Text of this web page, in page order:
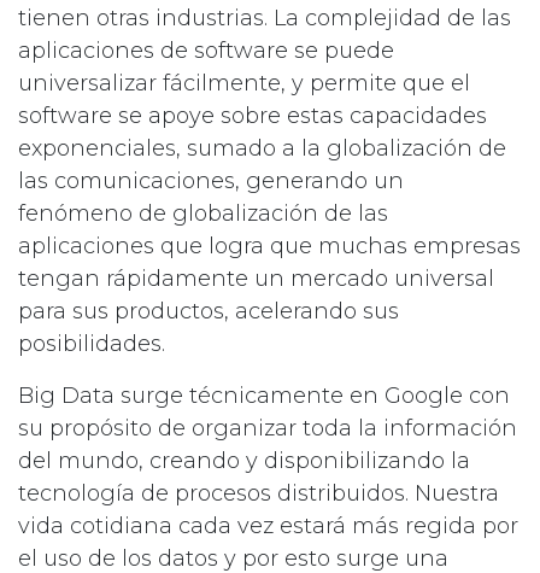
tienen otras industrias. La complejidad de las
aplicaciones de software se puede
universalizar fácilmente, y permite que el
software se apoye sobre estas capacidades
exponenciales, sumado a la globalización de
las comunicaciones, generando un
fenómeno de globalización de las
aplicaciones que logra que muchas empresas
tengan rápidamente un mercado universal
para sus productos, acelerando sus
posibilidades.
Big Data surge técnicamente en Google con
su propósito de organizar toda la información
del mundo, creando y disponibilizando la
tecnología de procesos distribuidos. Nuestra
vida cotidiana cada vez estará más regida por
el uso de los datos y por esto surge una